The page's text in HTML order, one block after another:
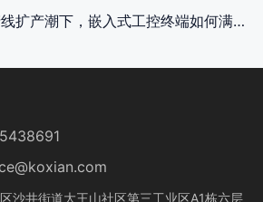
下一篇：先进封装产线扩产潮下，嵌入式工控终端如何满足高洁净度与恒温控制双重要求
沙井街道大王山社区第三工业区A1栋六层